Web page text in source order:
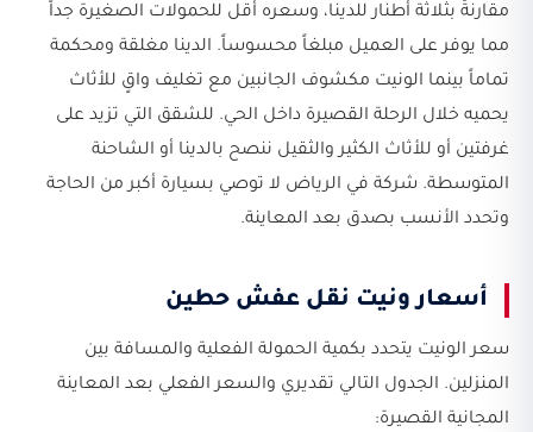
مقارنةً بثلاثة أطنار للدينا، وسعره أقل للحمولات الصغيرة جداً
مما يوفر على العميل مبلغاً محسوساً. الدينا مغلقة ومحكمة
تماماً بينما الونيت مكشوف الجانبين مع تغليف واقٍ للأثاث
يحميه خلال الرحلة القصيرة داخل الحي. للشقق التي تزيد على
غرفتين أو للأثاث الكثير والثقيل ننصح بالدينا أو الشاحنة
المتوسطة. شركة في الرياض لا توصي بسيارة أكبر من الحاجة
وتحدد الأنسب بصدق بعد المعاينة.
أسعار ونيت نقل عفش حطين
سعر الونيت يتحدد بكمية الحمولة الفعلية والمسافة بين
المنزلين. الجدول التالي تقديري والسعر الفعلي بعد المعاينة
المجانية القصيرة: